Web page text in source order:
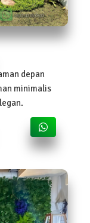
depan
minimalis